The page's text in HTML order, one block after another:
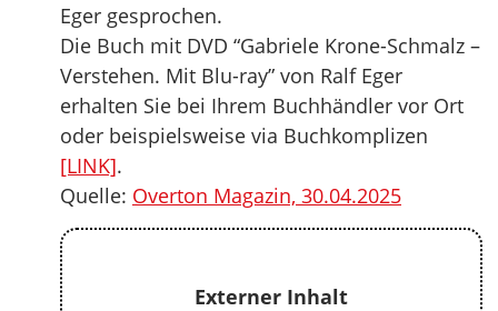
Eger gesprochen.
Die Buch mit DVD “Gabriele Krone-Schmalz –
Verstehen. Mit Blu-ray” von Ralf Eger
erhalten Sie bei Ihrem Buchhändler vor Ort
oder beispielsweise via Buchkomplizen
[LINK].
Quelle: Overton Magazin, 30.04.2025
Externer Inhalt